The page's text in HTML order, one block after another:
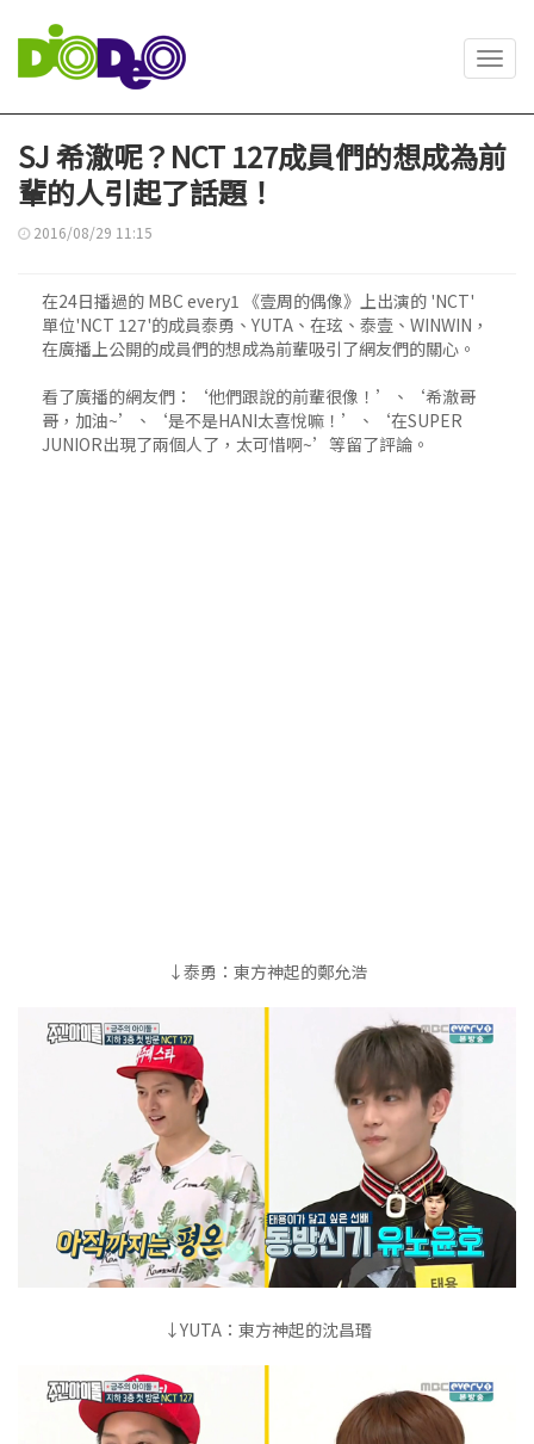
SJ 希澈呢？NCT 127成員們的想成為前
輩的人引起了話題！
2016/08/29 11:15
在24日播過的 MBC every1 《壹周的偶像》上出演的 'NCT'
單位'NCT 127'的成員泰勇、YUTA、在玹、泰壹、WINWIN，
在廣播上公開的成員們的想成為前輩吸引了網友們的關心。
看了廣播的網友們：‘他們跟說的前輩很像！’、‘希澈哥
哥，加油~’、‘是不是HANI太喜悅嘛！’、‘在SUPER
JUNIOR出現了兩個人了，太可惜啊~’等留了評論。
↓泰勇：東方神起的鄭允浩
↓YUTA：東方神起的沈昌瑉